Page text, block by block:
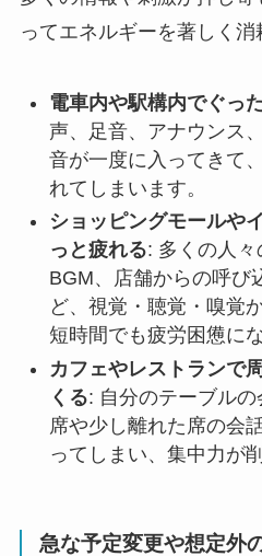
ってエネルギーを著しく消
電車内や駅構内でぐっ
声、足音、アナウンス
音が一度に入ってきて
れてしまいます。
ショッピングモールや
っと疲れる: 多くの人々
BGM、店舗からの呼び
ど、視覚・聴覚・嗅覚
短時間でも疲労困憊に
カフェやレストランで
くる: 自分のテーブル
席や少し離れた席の会
ってしまい、集中力が
急な予定変更や想定外